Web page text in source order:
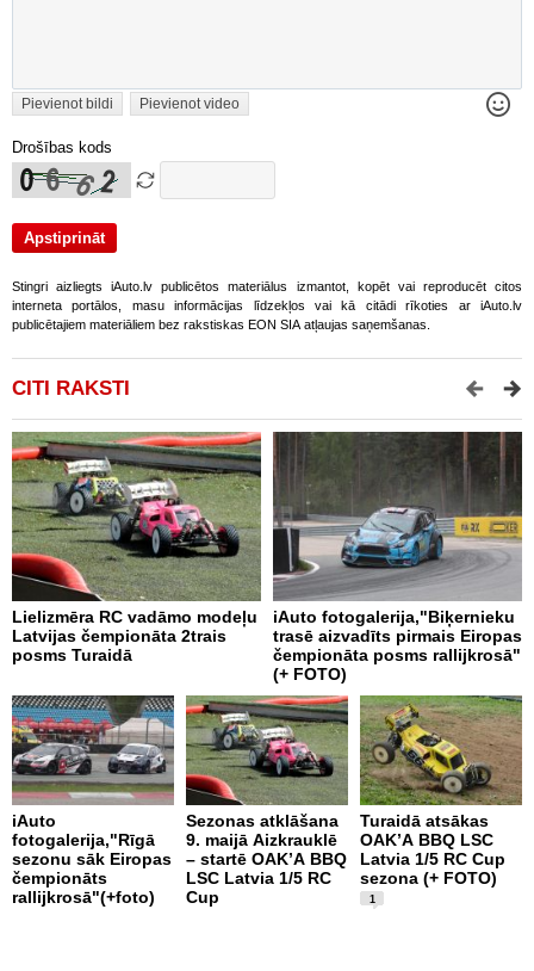
Pievienot bildi Pievienot video
Drošības kods
Stingri aizliegts iAuto.lv publicētos materiālus izmantot, kopēt vai reproducēt citos
interneta portālos, masu informācijas līdzekļos vai kā citādi rīkoties ar iAuto.lv
publicētajiem materiāliem bez rakstiskas EON SIA atļaujas saņemšanas.
CITI RAKSTI
Lielizmēra RC vadāmo modeļu
Latvijas čempionāta 2trais
posms Turaidā
iAuto fotogalerija,"Biķernieku
trasē aizvadīts pirmais Eiropas
čempionāta posms rallijkrosā"
(+ FOTO)
iAuto
fotogalerija,"Rīgā
sezonu sāk Eiropas
čempionāts
rallijkrosā"(+foto)
Sezonas atklāšana
9. maijā Aizkrauklē
– startē OAK’A BBQ
LSC Latvia 1/5 RC
Cup
Turaidā atsākas
OAK’A BBQ LSC
Latvia 1/5 RC Cup
sezona (+ FOTO)
1